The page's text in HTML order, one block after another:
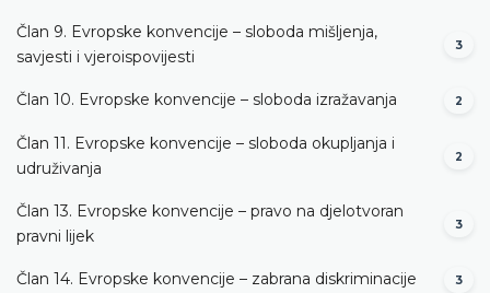
Član 9. Evropske konvencije – sloboda mišljenja,
savjesti i vjeroispovijesti
3
Član 10. Evropske konvencije – sloboda izražavanja 2
Član 11. Evropske konvencije – sloboda okupljanja i
udruživanja
2
Član 13. Evropske konvencije – pravo na djelotvoran
pravni lijek
3
Član 14. Evropske konvencije – zabrana diskriminacije 3